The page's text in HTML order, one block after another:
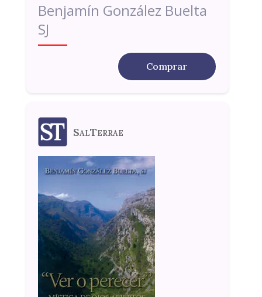
Benjamín González Buelta
SJ
Comprar
SalTerrae